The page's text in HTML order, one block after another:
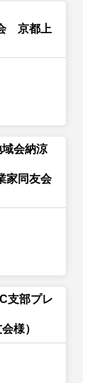
京都上
会納涼
家同友会
支部プレ
様）